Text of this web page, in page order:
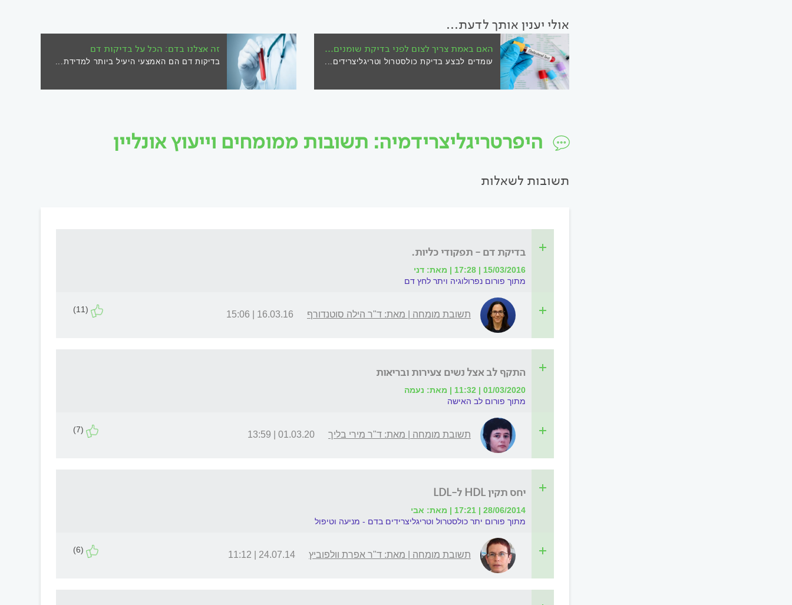
אולי יענין אותך לדעת...
האם באמת צריך לצום לפני בדיקת שומנים...
עומדים לבצע בדיקת כולסטרול וטריגליצרידים...
זה אצלנו בדם: הכל על בדיקות דם
בדיקות דם הם האמצעי היעיל ביותר למדידת...
היפרטריגליצרידמיה: תשובות ממומחים וייעוץ אונליין
תשובות לשאלות
בדיקת דם - תפקודי כליות.
15/03/2016 | 17:28 | מאת: דני
מתוך פורום נפרולוגיה ויתר לחץ דם
תשובת מומחה | מאת: ד"ר הילה סוטנדורף 16.03.16 | 15:06
(11)
התקף לב אצל נשים צעירות ובריאות
01/03/2020 | 11:32 | מאת: נעמה
מתוך פורום לב האישה
תשובת מומחה | מאת: ד"ר מירי בליך 01.03.20 | 13:59
(7)
יחס תקין HDL ל-LDL
28/06/2014 | 17:21 | מאת: אבי
מתוך פורום יתר כולסטרול וטריגליצרידים בדם - מניעה וטיפול
תשובת מומחה | מאת: ד"ר אפרת וולפוביץ 24.07.14 | 11:12
(6)